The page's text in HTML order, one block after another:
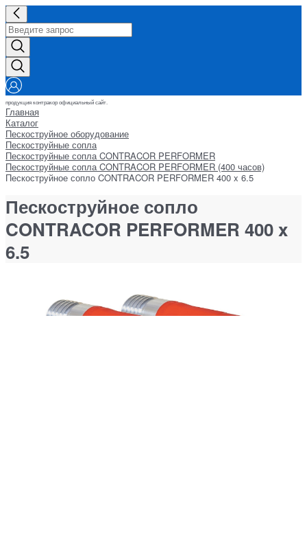
продукция контракор официальный сайт.
Главная
Каталог
Пескоструйное оборудование
Пескоструйные сопла
Пескоструйные сопла CONTRACOR PERFORMER
Пескоструйные сопла CONTRACOR PERFORMER (400 часов)
Пескоструйное сопло CONTRACOR PERFORMER 400 x 6.5
Пескоструйное сопло
CONTRACOR PERFORMER 400 x
6.5